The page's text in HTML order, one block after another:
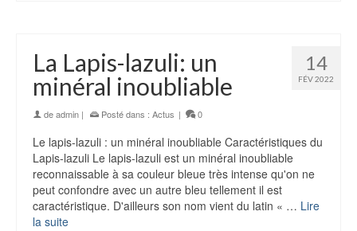
14
FÉV 2022
La Lapis-lazuli: un
minéral inoubliable
deadmin | Posté dans : Actus | 0
Le lapis-lazuli : un minéral inoubliable Caractéristiques du
Lapis-lazuli Le lapis-lazuli est un minéral inoubliable
reconnaissable à sa couleur bleue très intense qu'on ne
peut confondre avec un autre bleu tellement il est
caractéristique. D'ailleurs son nom vient du latin « … Lire
la suite